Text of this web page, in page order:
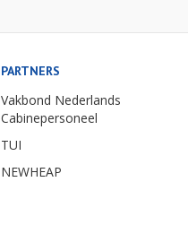
PARTNERS
Vakbond Nederlands
Cabinepersoneel
TUI
NEWHEAP